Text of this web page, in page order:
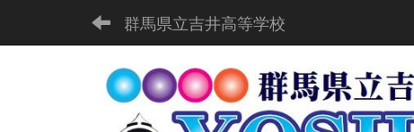
群馬県立吉井高等学校